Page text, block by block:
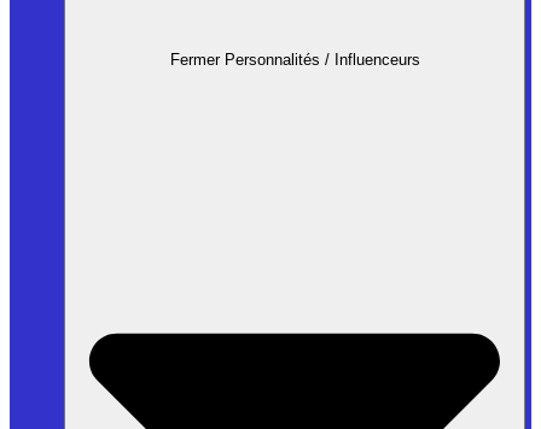
Fermer Personnalités / Influenceurs